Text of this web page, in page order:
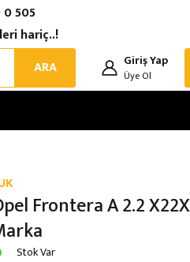
0 505
hariç..!
ARA
Giriş Yap
Üye Ol
Frontera A 2.2
Stok Var